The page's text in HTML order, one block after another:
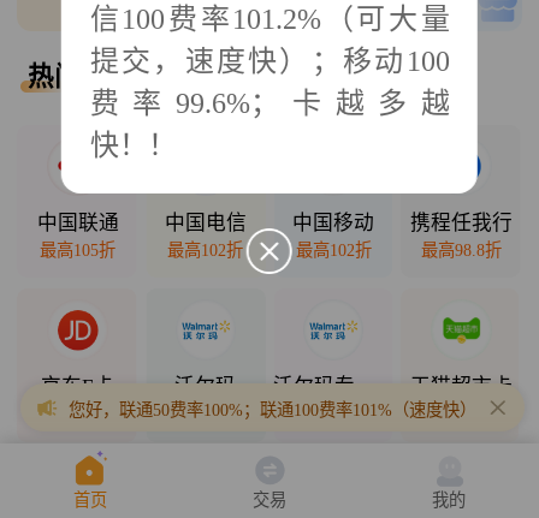
热门回收 热门直销
中国联通
最高105折
中国电信
最高102折
中国移动
最高102折
携程任我行
最高98.8折
京东E卡
最高98折
沃尔玛
最高98.5折 最高94.3折
天猫超市卡
最高94.7折
信100费率101.2%（可大量
提交，速度快）；移动100
费率99.6%；卡越多越
快！！
2025年10月11日
您好，联通50费率100%；联通100费率101%（速度快）；联通
首页 交易 我的